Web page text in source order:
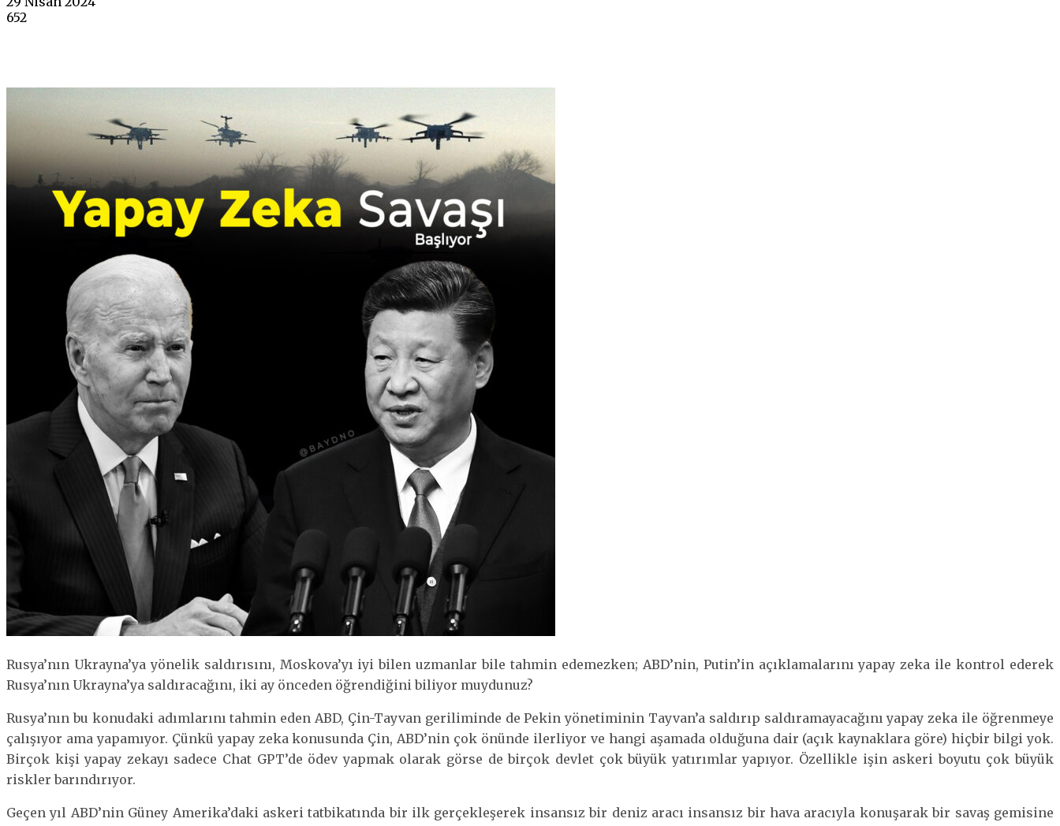
652
Rusya’nın Ukrayna’ya yönelik saldırısını, Moskova’yı iyi bilen uzmanlar bile tahmin edemezken; ABD’nin, Putin’in açıklamalarını yapay zeka ile kontrol ederek
Rusya’nın Ukrayna’ya saldıracağını, iki ay önceden öğrendiğini biliyor muydunuz?
Rusya’nın bu konudaki adımlarını tahmin eden ABD, Çin-Tayvan geriliminde de Pekin yönetiminin Tayvan’a saldırıp saldıramayacağını yapay zeka ile öğrenmeye
çalışıyor ama yapamıyor. Çünkü yapay zeka konusunda Çin, ABD’nin çok önünde ilerliyor ve hangi aşamada olduğuna dair (açık kaynaklara göre) hiçbir bilgi yok.
Birçok kişi yapay zekayı sadece Chat GPT’de ödev yapmak olarak görse de birçok devlet çok büyük yatırımlar yapıyor. Özellikle işin askeri boyutu çok büyük
riskler barındırıyor.
Geçen yıl ABD’nin Güney Amerika’daki askeri tatbikatında bir ilk gerçekleşerek insansız bir deniz aracı insansız bir hava aracıyla konuşarak bir savaş gemisine